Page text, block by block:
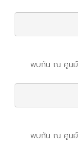
พบกัน ณ ศูนย์ก
พบกัน ณ ศูนย์ก